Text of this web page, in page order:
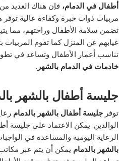
أطفال في الدمام، فإن هناك العديد
مربيات ذوات خبرة وكفاءة عالية توفر
تضمن سلامة الأطفال وراحتهم، مما
غيابهم عن المنزل كما تقوم المربيات
تناسب أعمار الأطفال وتساعد في
خادمات في الدمام بالشهر .
جليسة أطفال بالشهر
توفرجليسة أطفال بالشهر بالدمام
الوالدين. يمكن الاعتماد على جليسة
الرعاية اليومية والمساعدة في
بالشهر بالدمام يمكن أن يتم عبر